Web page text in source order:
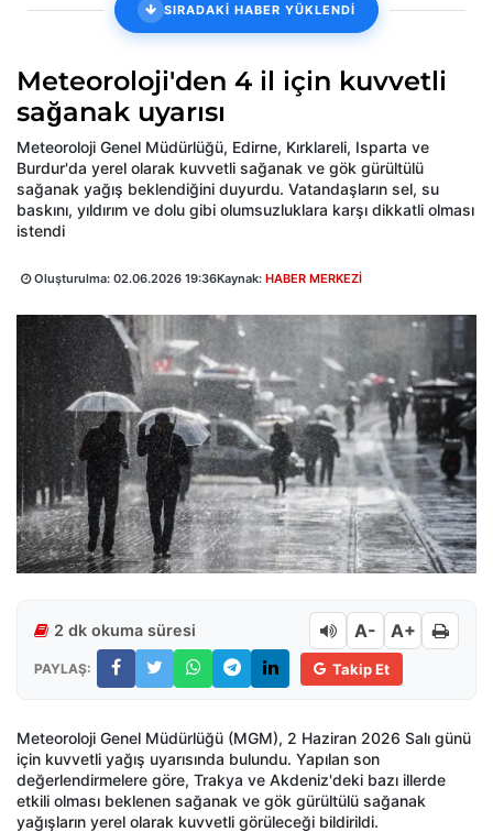
SIRADAKİ HABER YÜKLENDİ
Meteoroloji'den 4 il için kuvvetli
sağanak uyarısı
Meteoroloji Genel Müdürlüğü, Edirne, Kırklareli, Isparta ve
Burdur'da yerel olarak kuvvetli sağanak ve gök gürültülü
sağanak yağış beklendiğini duyurdu. Vatandaşların sel, su
baskını, yıldırım ve dolu gibi olumsuzluklara karşı dikkatli olması
istendi
Oluşturulma: 02.06.2026 19:36Kaynak: HABER MERKEZİ
2 dk okuma süresi A- A+
PAYLAŞ: Takip Et
Meteoroloji Genel Müdürlüğü (MGM), 2 Haziran 2026 Salı günü
için kuvvetli yağış uyarısında bulundu. Yapılan son
değerlendirmelere göre, Trakya ve Akdeniz'deki bazı illerde
etkili olması beklenen sağanak ve gök gürültülü sağanak
yağışların yerel olarak kuvvetli görüleceği bildirildi.